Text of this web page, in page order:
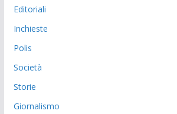
Editoriali
Inchieste
Polis
Società
Storie
Giornalismo